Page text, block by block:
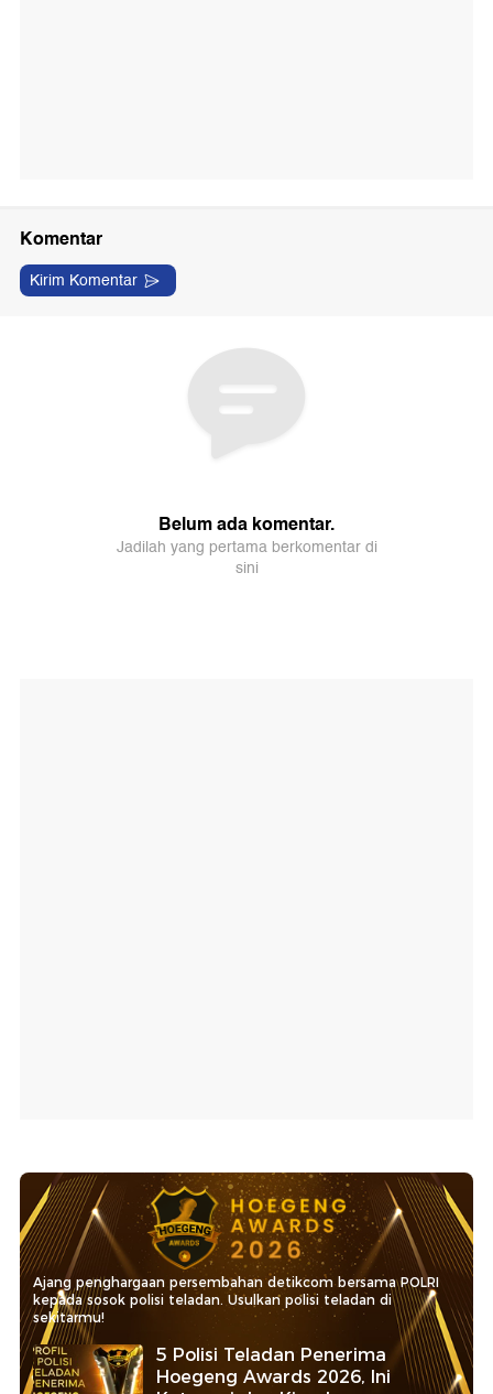
Ajang penghargaan persembahan detikcom bersama POLRI
kepada sosok polisi teladan. Usulkan polisi teladan di
sekitarmu!
5 Polisi Teladan Penerima
Hoegeng Awards 2026, Ini